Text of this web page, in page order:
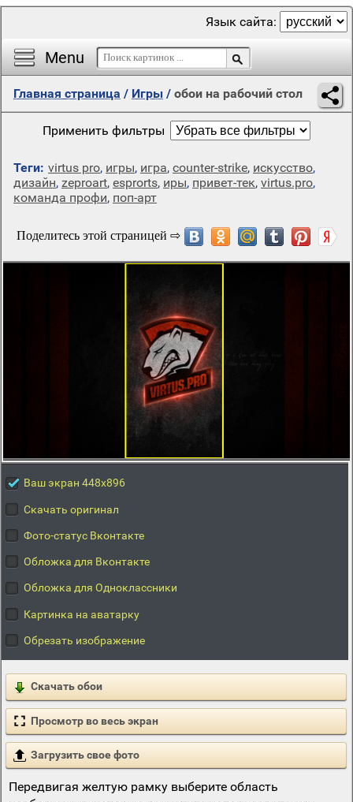
Menu
Язык сайта:
Главная страница / Игры / обои на рабочий стол
Применить фильтры
Теги: virtus pro, игры, игра, counter-strike, искусство,
дизайн, zeproart, esprorts, иры, привет-тек, virtus.pro,
команда профи, поп-арт
Ваш экран 448x896
Скачать оригинал
Фото-статус Вконтакте
Обложка для Вконтакте
Обложка для Одноклассники
Картинка на аватарку
Обрезать изображение
Скачать обои
Просмотр во весь экран
Загрузить свое фото
Передвигая желтую рамку выберите область